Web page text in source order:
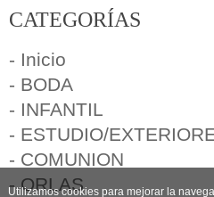
CATEGORÍAS
- Inicio
- BODA
- INFANTIL
- ESTUDIO/
- COMUNION
- ORLAS
Utilizamos cookies para mejorar la